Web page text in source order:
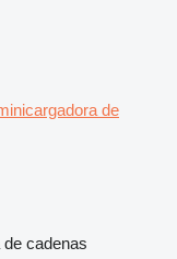
de
cadenas